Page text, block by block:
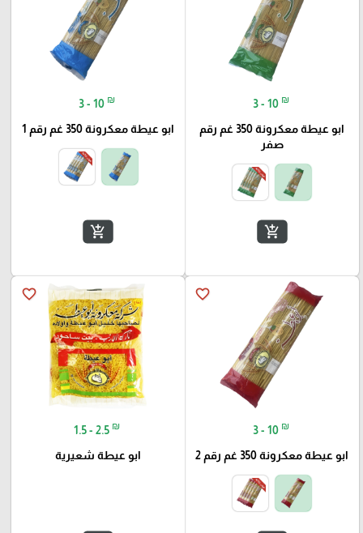
3 - 10 ₪
ابو عيطة معكرونة 350 غم رقم
صفر
add_shopping_cart
3 - 10 ₪
ابو عيطة معكرونة 350 غم رقم 1
add_shopping_cart
favorite_border
3 - 10 ₪
ابو عيطة معكرونة 350 غم رقم 2
favorite_border
1.5 - 2.5 ₪
ابو عيطة شعيرية